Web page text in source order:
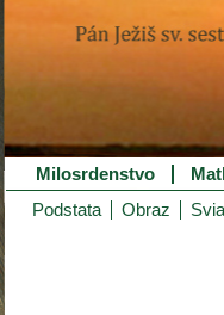
Milosrdenstvo
Podstata
Obraz